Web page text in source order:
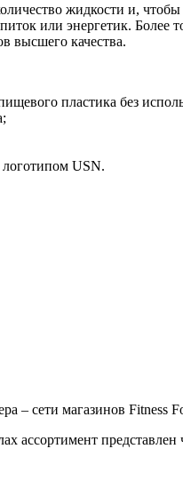
жидкости и,
или энергетик.
высшего качества.
пластика без
USN.
– сети магазинов Fitness
ассортимент представлен